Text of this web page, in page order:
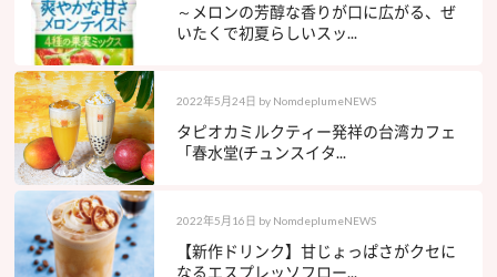
～メロンの芳醇な香りが口に広がる、ぜ
いたくで初夏らしいスッ...
2022年5月24日 by NomdeplumeNEWS
タピオカミルクティー発祥の台湾カフェ
「春水堂(チュンスイタ...
2022年5月16日 by NomdeplumeNEWS
【新作ドリンク】甘じょっぱさがクセに
なるエスプレッソフロー...